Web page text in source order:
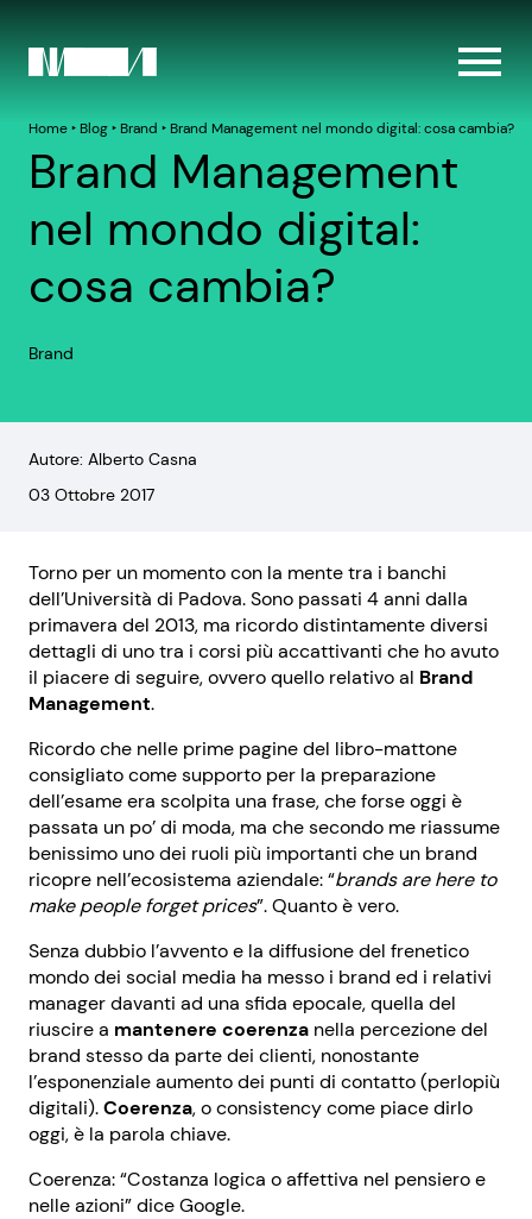
Home‣ Blog‣ Brand ‣ Brand Management nel mondo digital: cosa cambia?
Brand Management
nel mondo digital:
cosa cambia?
Brand
Autore: Alberto Casna
03 Ottobre 2017
Torno per un momento con la mente tra i banchi
dell’Università di Padova. Sono passati 4 anni dalla
primavera del 2013, ma ricordo distintamente diversi
dettagli di uno tra i corsi più accattivanti che ho avuto
il piacere di seguire, ovvero quello relativo al Brand
Management.
Ricordo che nelle prime pagine del libro-mattone
consigliato come supporto per la preparazione
dell’esame era scolpita una frase, che forse oggi è
passata un po’ di moda, ma che secondo me riassume
benissimo uno dei ruoli più importanti che un brand
ricopre nell’ecosistema aziendale: “brands are here to
make people forget prices”. Quanto è vero.
Senza dubbio l’avvento e la diffusione del frenetico
mondo dei social media ha messo i brand ed i relativi
manager davanti ad una sfida epocale, quella del
riuscire a mantenere coerenza nella percezione del
brand stesso da parte dei clienti, nonostante
l’esponenziale aumento dei punti di contatto (perlopiù
digitali).Coerenza, o consistency come piace dirlo
oggi, è la parola chiave.
Coerenza: “Costanza logica o affettiva nel pensiero e
nelle azioni” dice Google.